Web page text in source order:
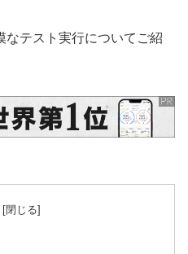
なテスト実行についてご紹